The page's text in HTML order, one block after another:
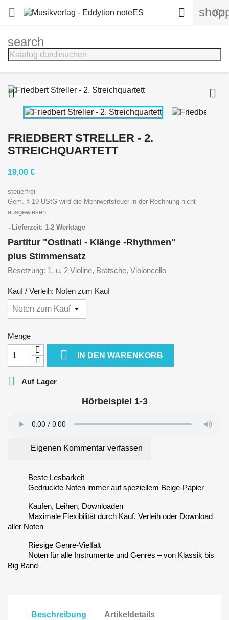
 (0)

search
 
FRIEDBERT STRELLER - 2.
STREICHQUARTETT
19,00 €
steuerfrei
Gem. § 19 UStG wird die Mehrwertsteuer in der Rechnung nicht
ausgewiesen.
Lieferzeit: 1-2 Werktage
Partitur "Ostinati - Klänge -Rhythmen"
plus Stimmensatz
Besetzung: 1. u. 2 Violine, Bratsche, Violoncello
Kauf / Verleih: Noten zum Kauf
Menge
 IN DEN WARENKORB
 Auf Lager
Hörbeispiel 1-3
Eigenen Kommentar verfassen
Beste Lesbarkeit
Gedruckte Noten immer auf speziellem Beige-Papier
Kaufen, Leihen, Downloaden
Maximale Flexibilität durch Kauf, Verleih oder Download
aller Noten
Riesige Genre-Vielfalt
Noten für alle Instrumente und Genres – von Klassik bis
Big Band
Beschreibung Artikeldetails